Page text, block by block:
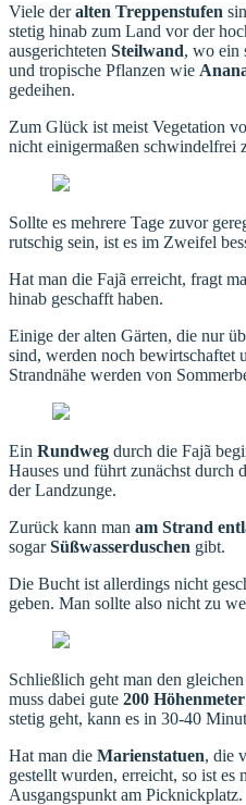
Viele deralten Treppenstufen
stetig hinab zum Land vor der
ausgerichteten Steilwand, wo ein
und tropische Pflanzen wie
gedeihen.
Zum Glück ist meist Vegetation
nicht einigermaßen schwindelfrei
Sollte es mehrere Tage zuvor
rutschig sein, ist es im Zweifel
Hat man die Fajã erreicht, fragt
hinab geschafft haben.
Einige der alten Gärten, die nur
sind, werden noch bewirtschaftet
Strandnähe werden von
Ein Rundweg durch die Fajã
Hauses und führt zunächst durch
der Landzunge.
Zurück kann man am Strand
sogarSüßwasserduschen gibt.
Die Bucht ist allerdings nicht
geben. Man sollte also nicht zu
Schließlich geht man den
muss dabei gute 200 Höhenmeter
stetig geht, kann es in 30-40
Hat man die Marienstatuen, die
gestellt wurden, erreicht, so ist es
Ausgangspunkt am Picknickplatz.